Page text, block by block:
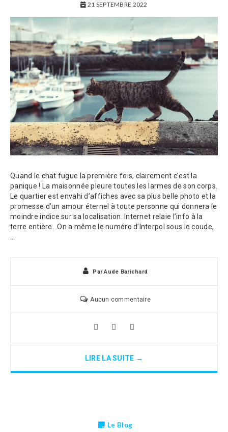
21 SEPTEMBRE 2022
Quand le chat fugue la première fois, clairement c’est la
panique ! La maisonnée pleure toutes les larmes de son corps.
Le quartier est envahi d’affiches avec sa plus belle photo et la
promesse d’un amour éternel à toute personne qui donnera le
moindre indice sur sa localisation. Internet relaie l’info à la
terre entière. On a même le numéro d’Interpol sous le coude,
…
ParAude Barichard
Aucun commentaire
LIRE LA SUITE →
Le Blog